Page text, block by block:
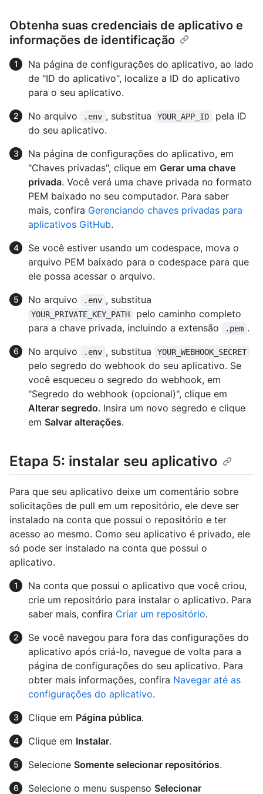
Obtenha suas credenciais de aplicativo e
informações de identificação
Na página de configurações do aplicativo, ao lado
de "ID do aplicativo", localize a ID do aplicativo
para o seu aplicativo.
No arquivo
.env , substitua YOUR_APP_ID
pela ID
do seu aplicativo.
Na página de configurações do aplicativo, em
"Chaves privadas", clique em Gerar uma chave
privada. Você verá uma chave privada no formato
PEM baixado no seu computador. Para saber
mais, confira Gerenciando chaves privadas para
aplicativos GitHub.
Se você estiver usando um codespace, mova o
arquivo PEM baixado para o codespace para que
ele possa acessar o arquivo.
No arquivo
.env , substitua
YOUR_PRIVATE_KEY_PATH
pelo caminho completo
para a chave privada, incluindo a extensão
.pem .
No arquivo
.env , substitua YOUR_WEBHOOK_SECRET
pelo segredo do webhook do seu aplicativo. Se
você esqueceu o segredo do webhook, em
"Segredo do webhook (opcional)", clique em
Alterar segredo. Insira um novo segredo e clique
em Salvar alterações.
Etapa 5: instalar seu aplicativo
Para que seu aplicativo deixe um comentário sobre
solicitações de pull em um repositório, ele deve ser
instalado na conta que possui o repositório e ter
acesso ao mesmo. Como seu aplicativo é privado, ele
só pode ser instalado na conta que possui o
aplicativo.
Na conta que possui o aplicativo que você criou,
crie um repositório para instalar o aplicativo. Para
saber mais, confira Criar um repositório.
Se você navegou para fora das configurações do
aplicativo após criá-lo, navegue de volta para a
página de configurações do seu aplicativo. Para
obter mais informações, confira Navegar até as
configurações do aplicativo.
Clique em Página pública.
Clique em Instalar.
Selecione Somente selecionar repositórios.
Selecione o menu suspenso Selecionar